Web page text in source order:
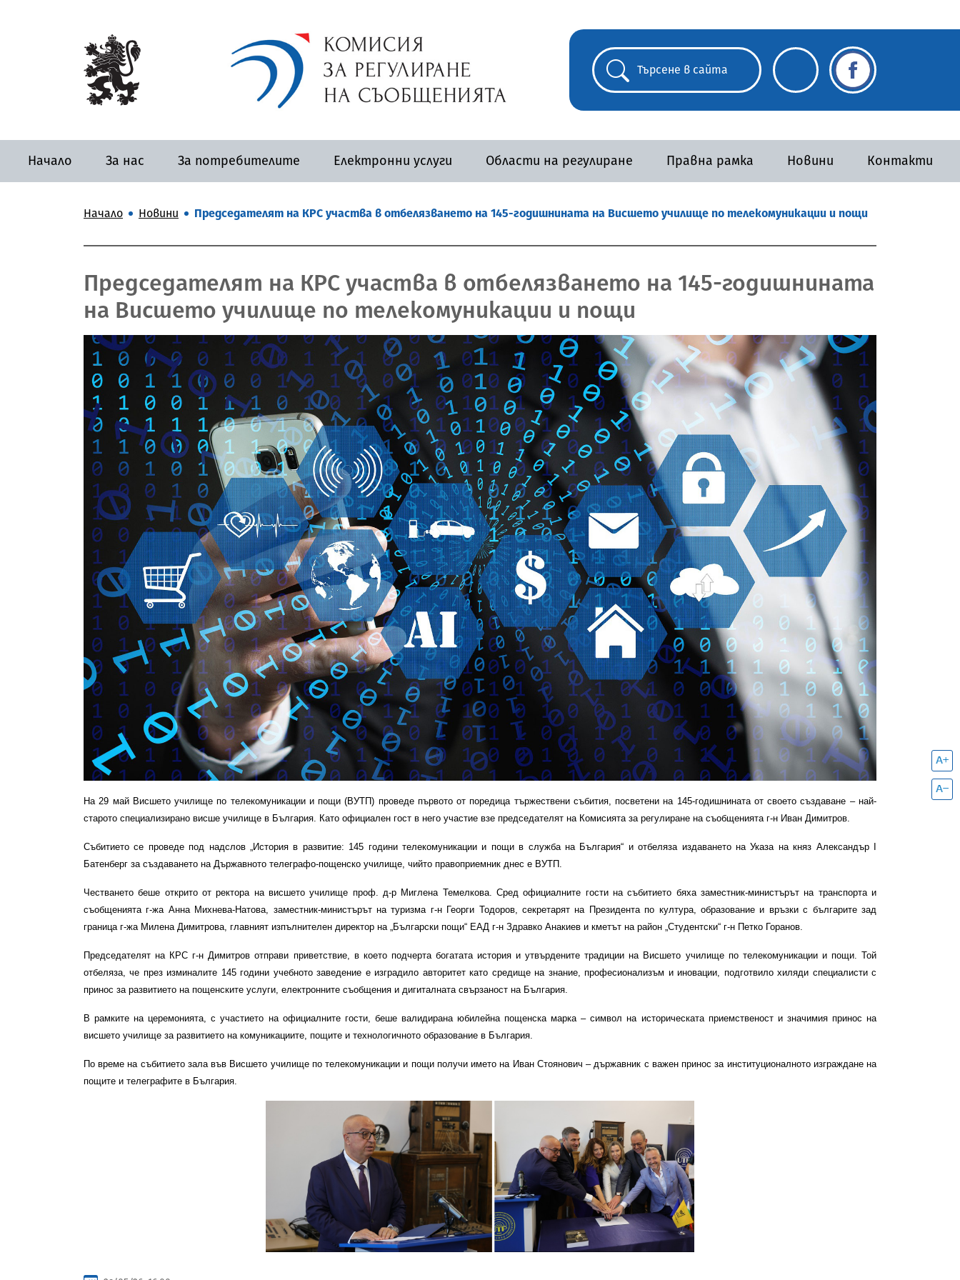
Начало За нас За потребителите Електронни услуги Области на регулиране Правна рамка Новини Контакти
Начало Новини Председателят на КРС участва в отбелязването на 145-годишнината на Висшето училище по телекомуникации и пощи
Председателят на КРС участва в отбелязването на 145-годишнината
на Висшето училище по телекомуникации и пощи
На 29 май Висшето училище по телекомуникации и пощи (ВУТП) проведе първото от поредица тържествени събития, посветени на 145-годишнината от своето създаване – най-
старото специализирано висше училище в България. Като официален гост в него участие взе председателят на Комисията за регулиране на съобщенията г-н Иван Димитров.
Събитието се проведе под надслов „История в развитие: 145 години телекомуникации и пощи в служба на България“ и отбеляза издаването на Указа на княз Александър I
Батенберг за създаването на Държавното телеграфо-пощенско училище, чийто правоприемник днес е ВУТП.
Честването беше открито от ректора на висшето училище проф. д-р Миглена Темелкова. Сред официалните гости на събитието бяха заместник-министърът на транспорта и
съобщенията г-жа Анна Михнева-Натова, заместник-министърът на туризма г-н Георги Тодоров, секретарят на Президента по култура, образование и връзки с българите зад
граница г-жа Милена Димитрова, главният изпълнителен директор на „Български пощи“ ЕАД г-н Здравко Анакиев и кметът на район „Студентски“ г-н Петко Горанов.
Председателят на КРС г-н Димитров отправи приветствие, в което подчерта богатата история и утвърдените традиции на Висшето училище по телекомуникации и пощи. Той
отбеляза, че през изминалите 145 години учебното заведение е изградило авторитет като средище на знание, професионализъм и иновации, подготвило хиляди специалисти с
принос за развитието на пощенските услуги, електронните съобщения и дигиталната свързаност на България.
В рамките на церемонията, с участието на официалните гости, беше валидирана юбилейна пощенска марка – символ на историческата приемственост и значимия принос на
висшето училище за развитието на комуникациите, пощите и технологичното образование в България.
По време на събитието зала във Висшето училище по телекомуникации и пощи получи името на Иван Стоянович – държавник с важен принос за институционалното изграждане на
пощите и телеграфите в България.